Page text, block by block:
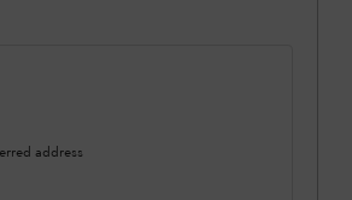
address